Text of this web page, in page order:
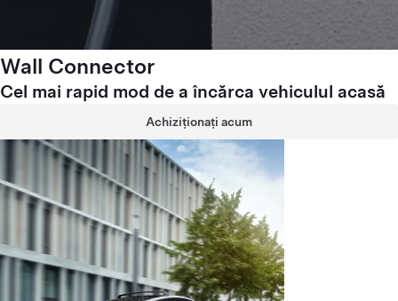
Wall Connector
Cel mai rapid mod de a încărca vehiculul acasă
Achiziționați acum